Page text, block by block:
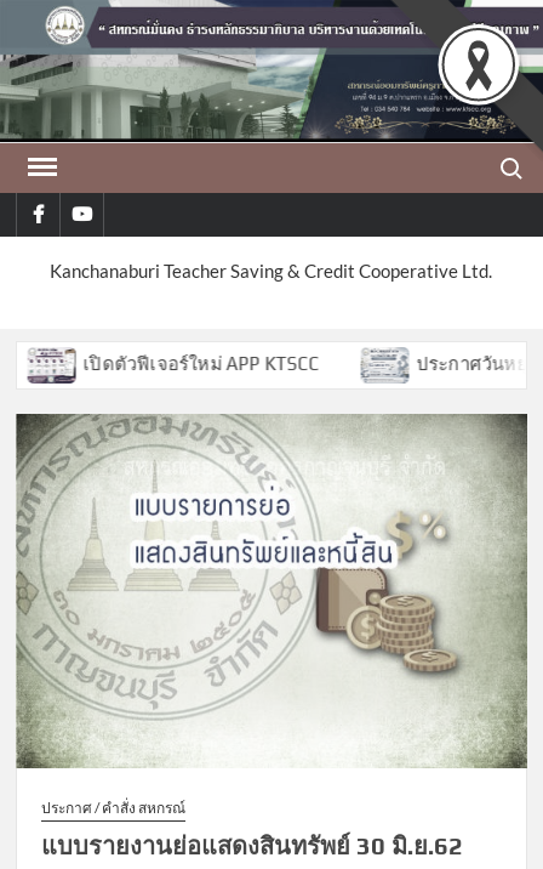
content
facebookyoutube
Kanchanaburi Teacher Saving & Credit Cooperative Ltd.
เปิดตัวฟีเจอร์ใหม่ APP KTSCC ประกาศวันหยุด ประจ
ประกาศ / คำสั่ง สหกรณ์
แบบรายงานย่อแสดงสินทรัพย์ 30 มิ.ย.62